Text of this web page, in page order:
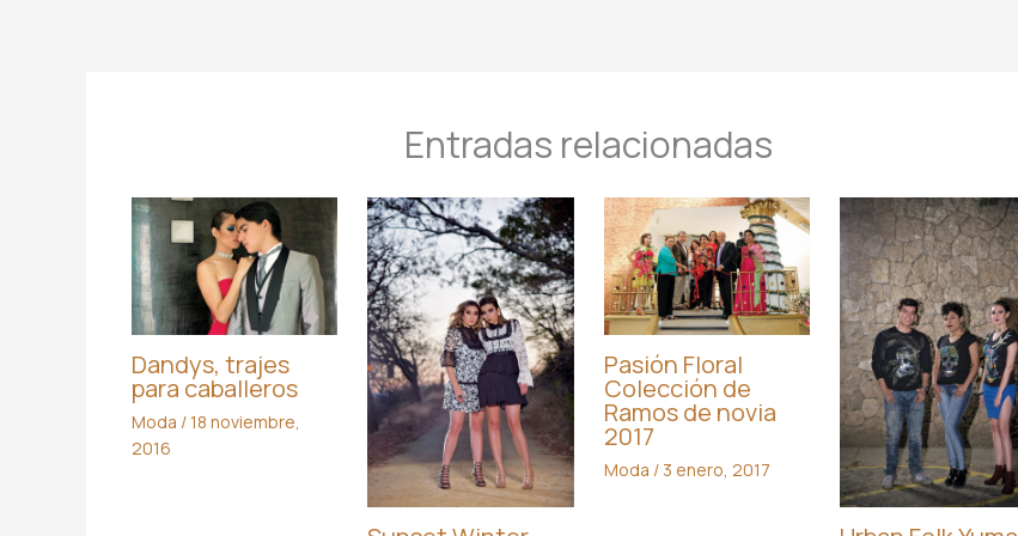
Entradas relacionadas
Dandys, trajes
para caballeros
Moda /18 noviembre,
2016
Pasión Floral
Colección de
Ramos de novia
2017
Moda / 3 enero, 2017